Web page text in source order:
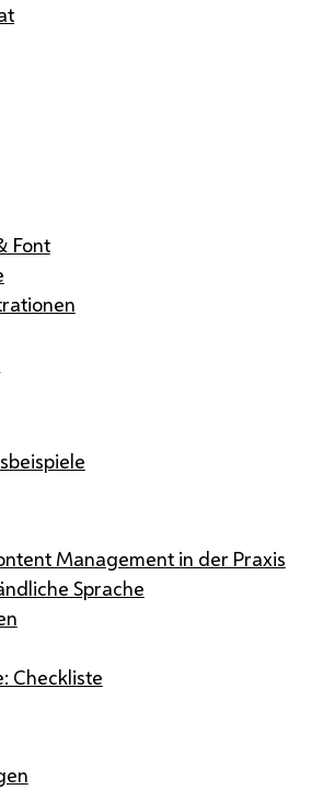
Font
Management in der Praxis
Sprache
Checkliste